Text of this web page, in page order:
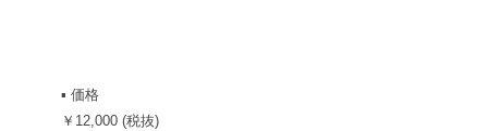
▪︎ 価格
￥12,000 (税抜)